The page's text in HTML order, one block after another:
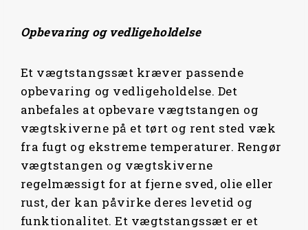
Opbevaring og vedligeholdelse
Et vægtstangssæt kræver passende
opbevaring og vedligeholdelse. Det
anbefales at opbevare vægtstangen og
vægtskiverne på et tørt og rent sted væk
fra fugt og ekstreme temperaturer. Rengør
vægtstangen og vægtskiverne
regelmæssigt for at fjerne sved, olie eller
rust, der kan påvirke deres levetid og
funktionalitet. Et vægtstangssæt er et